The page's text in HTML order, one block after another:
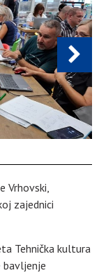
Vrhovski,
zajednici
Tehnička kultura
bavljenje